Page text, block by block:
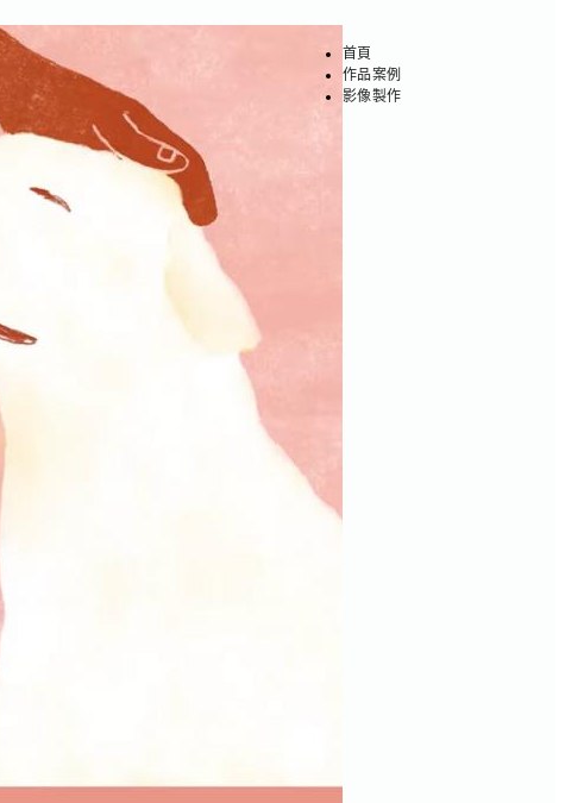
首頁
作品案例
影像製作